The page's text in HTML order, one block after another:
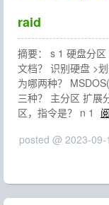
raid
摘要： s 1 硬盘分
文档？ 识别硬盘 >
为哪两种？
三种？ 主分区 扩展
区，指令是？ n 1
posted @ 2023-